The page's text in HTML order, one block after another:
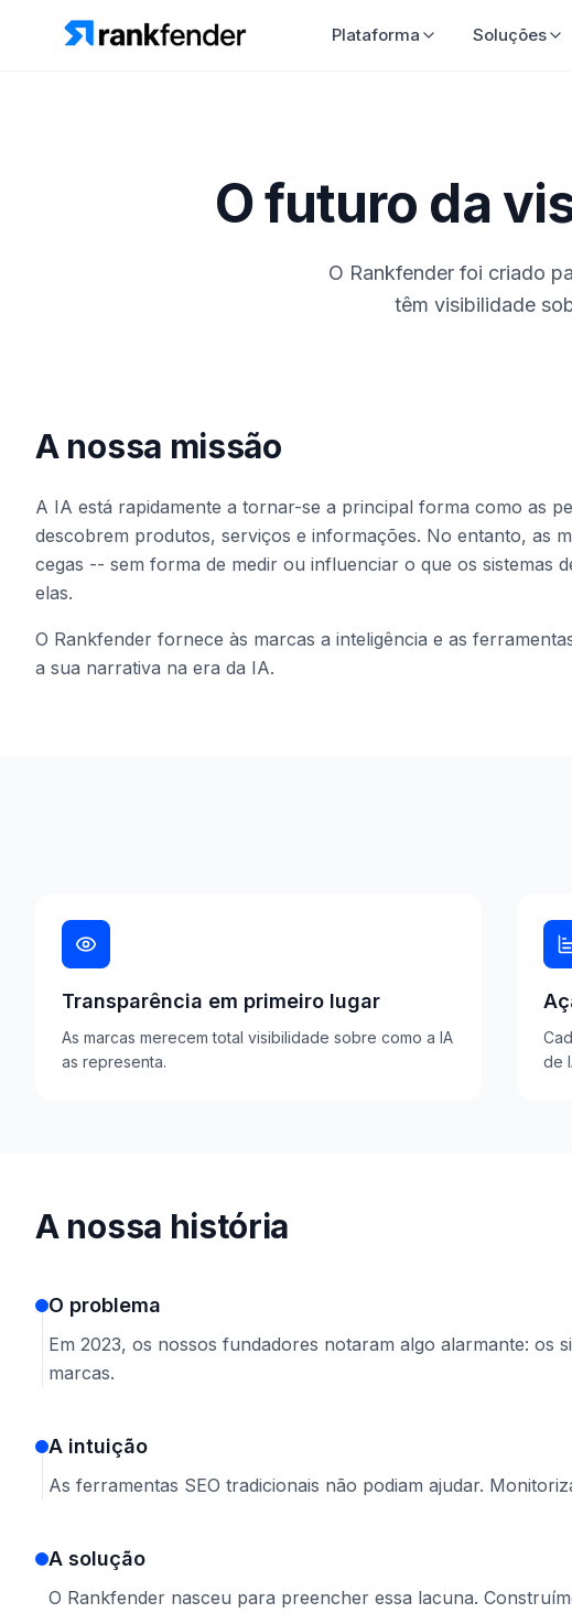
Plataforma Soluções
O futuro da
O Rankfender foi criado
têm visibilidade
A nossa missão
A IA está rapidamente a tornar-se a principal forma como as
descobrem produtos, serviços e informações. No entanto, as
cegas -- sem forma de medir ou influenciar o que os sistemas
elas.
O Rankfender fornece às marcas a inteligência e as
a sua narrativa na era da IA.
Transparência em primeiro lugar
As marcas merecem total visibilidade sobre como a IA
as representa.
de
A nossa história
O problema
Em 2023, os nossos fundadores notaram algo alarmante: os
marcas.
A intuição
As ferramentas SEO tradicionais não podiam ajudar.
A solução
O Rankfender nasceu para preencher essa lacuna.